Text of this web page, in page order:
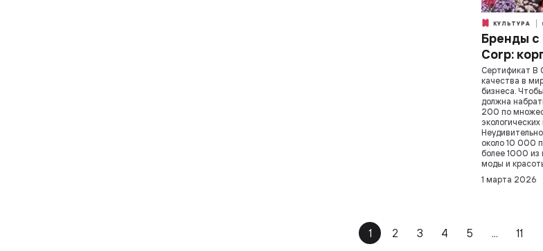
КУЛЬТУРА
Бренды с
Corp:
Сертификат B
качества в
бизнеса.
должна
200 по
около 10 000
более 1000 из
моды и
1 марта 2026
1 2 3 4 5 ... 11